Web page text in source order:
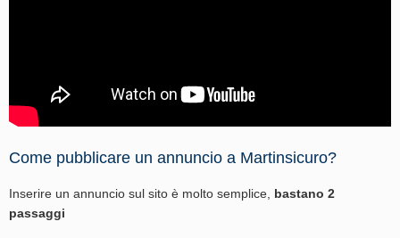
Come pubblicare un annuncio a Martinsicuro?
Inserire un annuncio sul sito è molto semplice, bastano 2
passaggi